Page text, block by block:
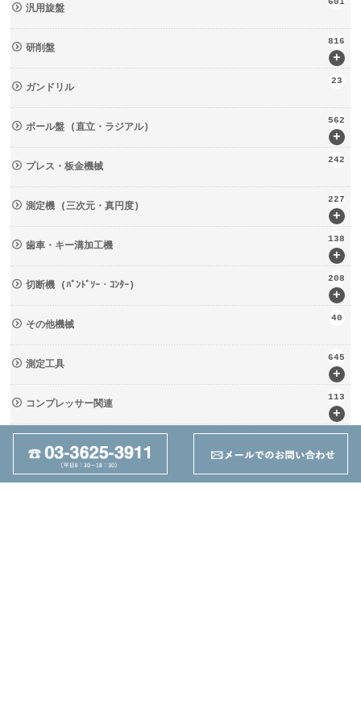
汎用旋盤
+
研削盤
816
ガンドリル
23
+
ボール盤 (直立・ラジアル)
562
プレス・板金機械
242
+
測定機 (三次元・真円度)
227
+
歯車・キー溝加工機
138
+
切断機 (ﾊﾞﾝﾄﾞｿｰ・ｺﾝﾀｰ)
208
その他機械
40
+
測定工具
645
+
コンプレッサー関連
113
+
輸送・荷役機械 (ﾘﾌﾀｰ・台車)
133
周辺工具(定盤・バイス)
237